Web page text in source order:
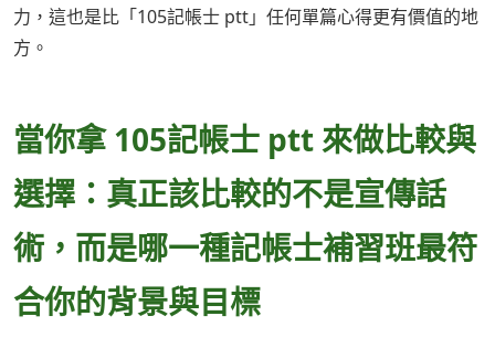
力，這也是比「105記帳士 ptt」任何單篇心得更有價值的地
方。
當你拿 105記帳士 ptt 來做比較與
選擇：真正該比較的不是宣傳話
術，而是哪一種記帳士補習班最符
合你的背景與目標